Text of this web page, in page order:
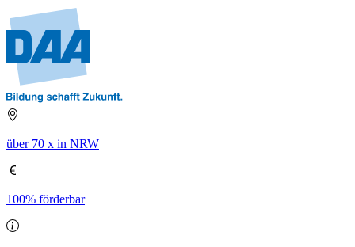
über 70 x in NRW
100% förderbar